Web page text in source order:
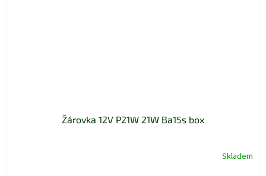
Žárovka 12V P21W 21W Ba15s box
Skladem